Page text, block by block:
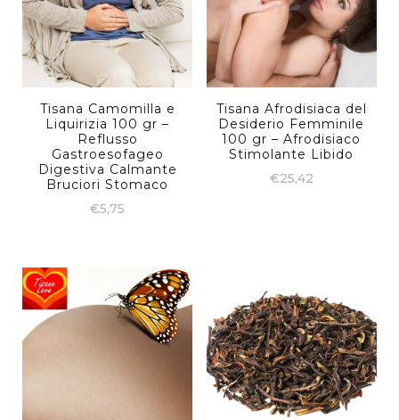
Tisana Camomilla e
Liquirizia 100 gr –
Reflusso
Gastroesofageo
Digestiva Calmante
Bruciori Stomaco
€5,75
Tisana Afrodisiaca del
Desiderio Femminile
100 gr – Afrodisiaco
Stimolante Libido
€25,42